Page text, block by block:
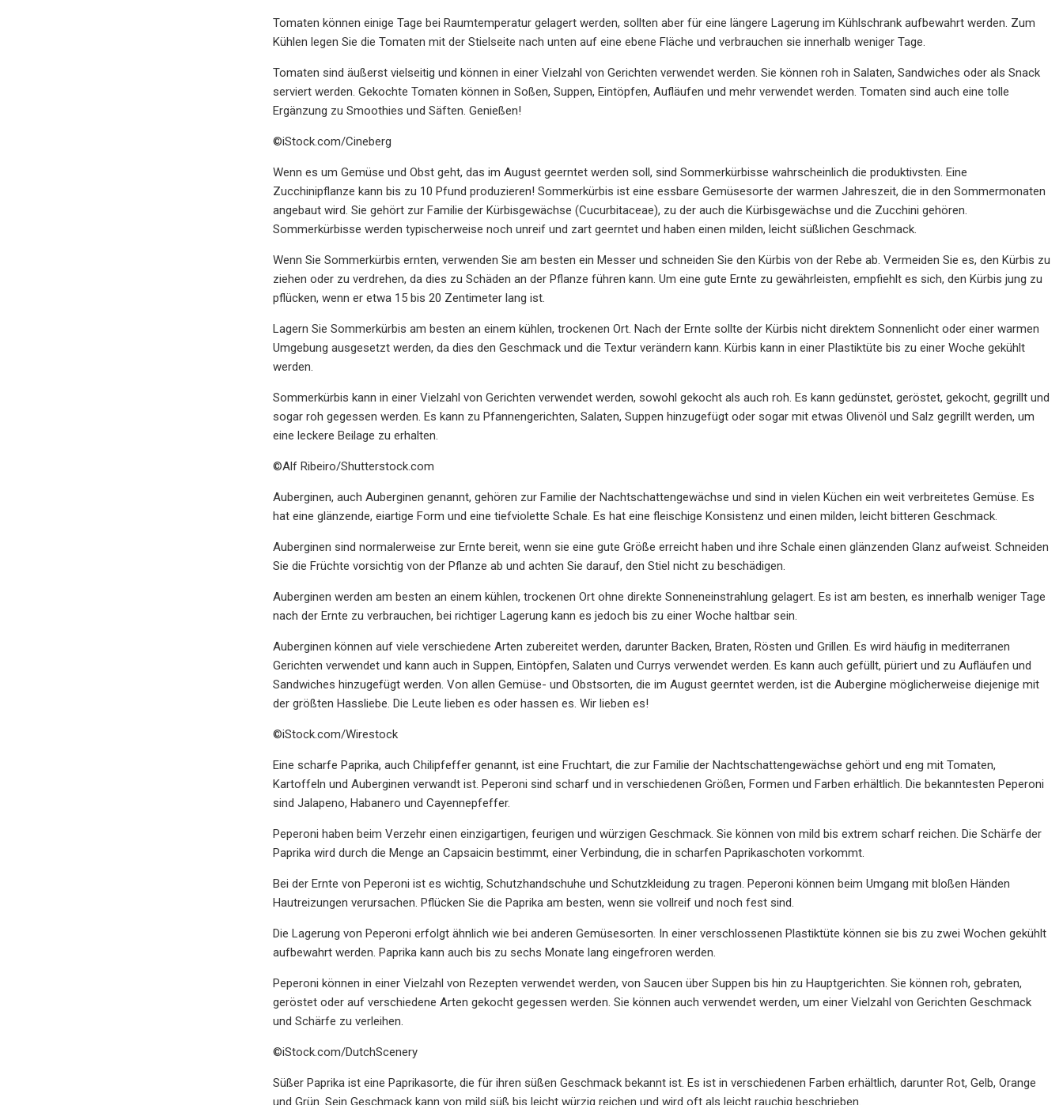
Tomaten können einige Tage bei Raumtemperatur gelagert werden, sollten aber für eine längere Lagerung im Kühlschrank aufbewahrt werden. Zum
Kühlen legen Sie die Tomaten mit der Stielseite nach unten auf eine ebene Fläche und verbrauchen sie innerhalb weniger Tage.
Tomaten sind äußerst vielseitig und können in einer Vielzahl von Gerichten verwendet werden. Sie können roh in Salaten, Sandwiches oder als Snack
serviert werden. Gekochte Tomaten können in Soßen, Suppen, Eintöpfen, Aufläufen und mehr verwendet werden. Tomaten sind auch eine tolle
Ergänzung zu Smoothies und Säften. Genießen!
©iStock.com/Cineberg
Wenn es um Gemüse und Obst geht, das im August geerntet werden soll, sind Sommerkürbisse wahrscheinlich die produktivsten. Eine
Zucchinipflanze kann bis zu 10 Pfund produzieren! Sommerkürbis ist eine essbare Gemüsesorte der warmen Jahreszeit, die in den Sommermonaten
angebaut wird. Sie gehört zur Familie der Kürbisgewächse (Cucurbitaceae), zu der auch die Kürbisgewächse und die Zucchini gehören.
Sommerkürbisse werden typischerweise noch unreif und zart geerntet und haben einen milden, leicht süßlichen Geschmack.
Wenn Sie Sommerkürbis ernten, verwenden Sie am besten ein Messer und schneiden Sie den Kürbis von der Rebe ab. Vermeiden Sie es, den Kürbis zu
ziehen oder zu verdrehen, da dies zu Schäden an der Pflanze führen kann. Um eine gute Ernte zu gewährleisten, empfiehlt es sich, den Kürbis jung zu
pflücken, wenn er etwa 15 bis 20 Zentimeter lang ist.
Lagern Sie Sommerkürbis am besten an einem kühlen, trockenen Ort. Nach der Ernte sollte der Kürbis nicht direktem Sonnenlicht oder einer warmen
Umgebung ausgesetzt werden, da dies den Geschmack und die Textur verändern kann. Kürbis kann in einer Plastiktüte bis zu einer Woche gekühlt
werden.
Sommerkürbis kann in einer Vielzahl von Gerichten verwendet werden, sowohl gekocht als auch roh. Es kann gedünstet, geröstet, gekocht, gegrillt und
sogar roh gegessen werden. Es kann zu Pfannengerichten, Salaten, Suppen hinzugefügt oder sogar mit etwas Olivenöl und Salz gegrillt werden, um
eine leckere Beilage zu erhalten.
©Alf Ribeiro/Shutterstock.com
Auberginen, auch Auberginen genannt, gehören zur Familie der Nachtschattengewächse und sind in vielen Küchen ein weit verbreitetes Gemüse. Es
hat eine glänzende, eiartige Form und eine tiefviolette Schale. Es hat eine fleischige Konsistenz und einen milden, leicht bitteren Geschmack.
Auberginen sind normalerweise zur Ernte bereit, wenn sie eine gute Größe erreicht haben und ihre Schale einen glänzenden Glanz aufweist. Schneiden
Sie die Früchte vorsichtig von der Pflanze ab und achten Sie darauf, den Stiel nicht zu beschädigen.
Auberginen werden am besten an einem kühlen, trockenen Ort ohne direkte Sonneneinstrahlung gelagert. Es ist am besten, es innerhalb weniger Tage
nach der Ernte zu verbrauchen, bei richtiger Lagerung kann es jedoch bis zu einer Woche haltbar sein.
Auberginen können auf viele verschiedene Arten zubereitet werden, darunter Backen, Braten, Rösten und Grillen. Es wird häufig in mediterranen
Gerichten verwendet und kann auch in Suppen, Eintöpfen, Salaten und Currys verwendet werden. Es kann auch gefüllt, püriert und zu Aufläufen und
Sandwiches hinzugefügt werden. Von allen Gemüse- und Obstsorten, die im August geerntet werden, ist die Aubergine möglicherweise diejenige mit
der größten Hassliebe. Die Leute lieben es oder hassen es. Wir lieben es!
©iStock.com/Wirestock
Eine scharfe Paprika, auch Chilipfeffer genannt, ist eine Fruchtart, die zur Familie der Nachtschattengewächse gehört und eng mit Tomaten,
Kartoffeln und Auberginen verwandt ist. Peperoni sind scharf und in verschiedenen Größen, Formen und Farben erhältlich. Die bekanntesten Peperoni
sind Jalapeno, Habanero und Cayennepfeffer.
Peperoni haben beim Verzehr einen einzigartigen, feurigen und würzigen Geschmack. Sie können von mild bis extrem scharf reichen. Die Schärfe der
Paprika wird durch die Menge an Capsaicin bestimmt, einer Verbindung, die in scharfen Paprikaschoten vorkommt.
Bei der Ernte von Peperoni ist es wichtig, Schutzhandschuhe und Schutzkleidung zu tragen. Peperoni können beim Umgang mit bloßen Händen
Hautreizungen verursachen. Pflücken Sie die Paprika am besten, wenn sie vollreif und noch fest sind.
Die Lagerung von Peperoni erfolgt ähnlich wie bei anderen Gemüsesorten. In einer verschlossenen Plastiktüte können sie bis zu zwei Wochen gekühlt
aufbewahrt werden. Paprika kann auch bis zu sechs Monate lang eingefroren werden.
Peperoni können in einer Vielzahl von Rezepten verwendet werden, von Saucen über Suppen bis hin zu Hauptgerichten. Sie können roh, gebraten,
geröstet oder auf verschiedene Arten gekocht gegessen werden. Sie können auch verwendet werden, um einer Vielzahl von Gerichten Geschmack
und Schärfe zu verleihen.
©iStock.com/DutchScenery
Süßer Paprika ist eine Paprikasorte, die für ihren süßen Geschmack bekannt ist. Es ist in verschiedenen Farben erhältlich, darunter Rot, Gelb, Orange
und Grün. Sein Geschmack kann von mild süß bis leicht würzig reichen und wird oft als leicht rauchig beschrieben.